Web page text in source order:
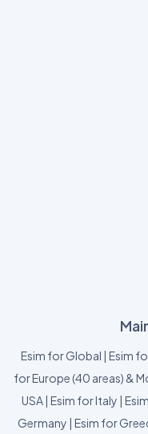
Esim for Global | Esim
for Europe (40 areas) &
USA| Esim for Italy |
Germany | Esim for